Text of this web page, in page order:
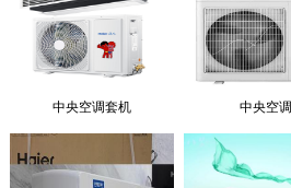
中央空调套机 中央空调